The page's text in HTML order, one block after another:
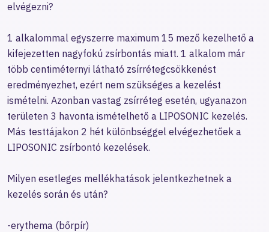
elvégezni?
1 alkalommal egyszerre maximum 15 mező kezelhető a
kifejezetten nagyfokú zsírbontás miatt. 1 alkalom már
több centiméternyi látható zsírrétegcsökkenést
eredményezhet, ezért nem szükséges a kezelést
ismételni. Azonban vastag zsírréteg esetén, ugyanazon
területen 3 havonta ismételhető a LIPOSONIC kezelés.
Más testtájakon 2 hét különbséggel elvégezhetőek a
LIPOSONIC zsírbontó kezelések.
Milyen esetleges mellékhatások jelentkezhetnek a
kezelés során és után?
-erythema (bőrpír)